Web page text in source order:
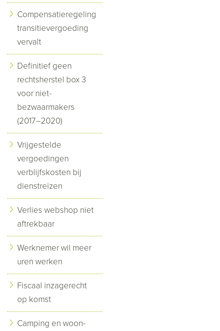
Compensatieregeling
transitievergoeding
vervalt
Definitief geen
rechtsherstel box 3
voor niet-
bezwaarmakers
(2017–2020)
Vrijgestelde
vergoedingen
verblijfskosten bij
dienstreizen
Verlies webshop niet
aftrekbaar
Werknemer wil meer
uren werken
Fiscaal inzagerecht
op komst
Camping en woon-